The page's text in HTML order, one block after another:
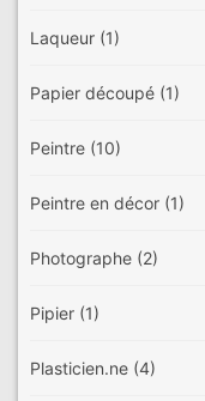
Laqueur (1)
Papier découpé (1)
Peintre (10)
Peintre en décor (1)
Photographe (2)
Pipier (1)
Plasticien.ne (4)